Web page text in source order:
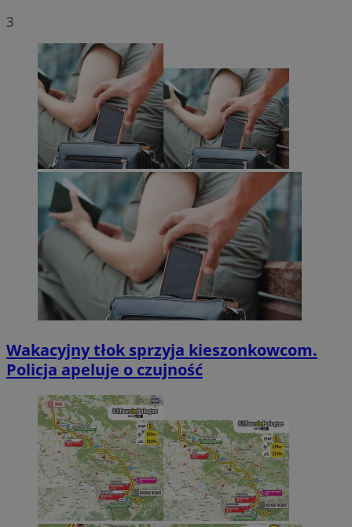
3
Wakacyjny tłok sprzyja kieszonkowcom.
Policja apeluje o czujność